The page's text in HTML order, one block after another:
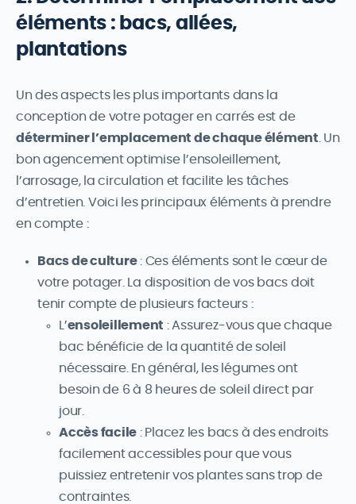
éléments : bacs, allées,
plantations
Un des aspects les plus importants dans la
conception de votre potager en carrés est de
déterminer l’emplacement de chaque élément . Un
bon agencement optimise l’ensoleillement,
l’arrosage, la circulation et facilite les tâches
d’entretien. Voici les principaux éléments à prendre
en compte :
Bacs de culture: Ces éléments sont le cœur de
votre potager. La disposition de vos bacs doit
tenir compte de plusieurs facteurs :
L’ensoleillement : Assurez-vous que chaque
bac bénéficie de la quantité de soleil
nécessaire. En général, les légumes ont
besoin de 6 à 8 heures de soleil direct par
jour.
Accès facile : Placez les bacs à des endroits
facilement accessibles pour que vous
puissiez entretenir vos plantes sans trop de
contraintes.